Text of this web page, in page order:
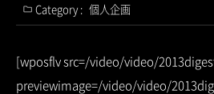
Category : 個人企画
[wposflv src=/video/video/
previewimage=/video/video/